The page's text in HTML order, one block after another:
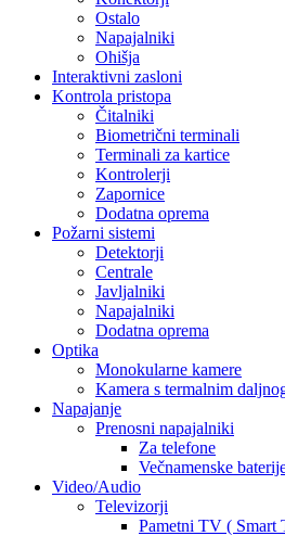
Ostalo
Napajalniki
Ohišja
Interaktivni zasloni
Kontrola pristopa
Čitalniki
Biometrični terminali
Terminali za kartice
Kontrolerji
Zapornice
Dodatna oprema
Požarni sistemi
Detektorji
Centrale
Javljalniki
Napajalniki
Dodatna oprema
Optika
Monokularne kamere
Kamera s termalnim
Napajanje
Prenosni napajalniki
Za telefone
Večnamenske
Video/Audio
Televizorji
Pametni TV ( Smart